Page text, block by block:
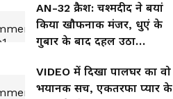
AN-32 क्रैश: चश्मदीद ने बयां
किया खौफनाक मंजर, धुएं के
गुबार के बाद दहल उठा
VIDEO में दिखा पालघर का वो
भयानक सच, एकतरफा प्यार के